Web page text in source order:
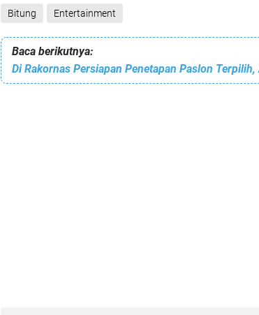
Bitung Entertainment
Baca berikutnya: